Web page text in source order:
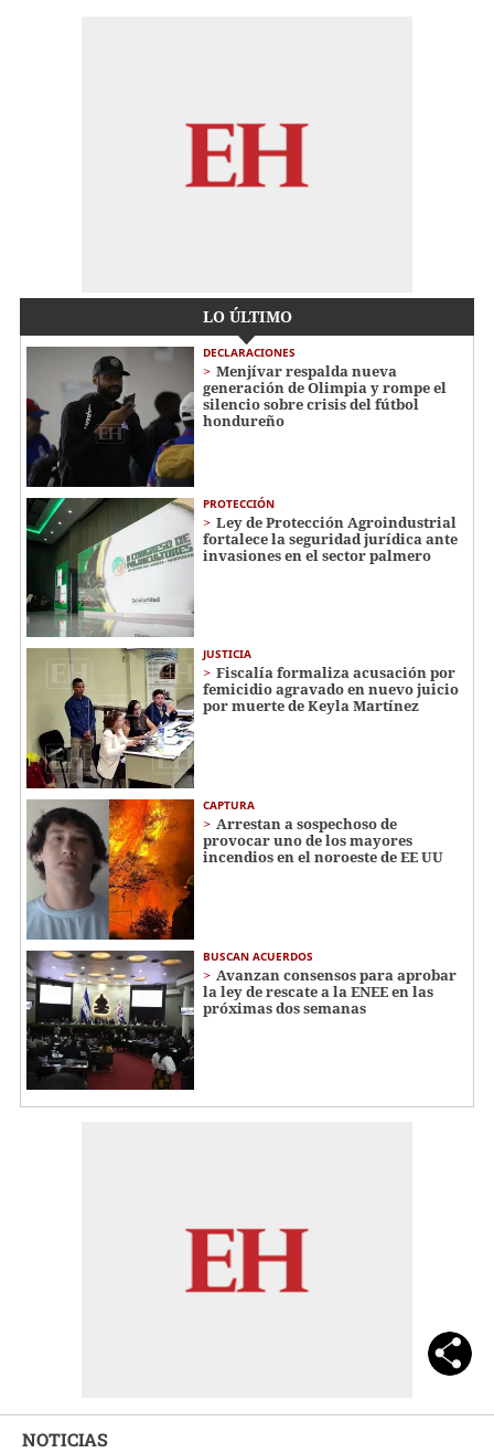
LO ÚLTIMO
DECLARACIONES
Menjívar respalda nueva
generación de Olimpia y rompe el
silencio sobre crisis del fútbol
hondureño
PROTECCIÓN
Ley de Protección Agroindustrial
fortalece la seguridad jurídica ante
invasiones en el sector palmero
JUSTICIA
Fiscalía formaliza acusación por
femicidio agravado en nuevo juicio
por muerte de Keyla Martínez
CAPTURA
Arrestan a sospechoso de
provocar uno de los mayores
incendios en el noroeste de EE UU
BUSCAN ACUERDOS
Avanzan consensos para aprobar
la ley de rescate a la ENEE en las
próximas dos semanas
NOTICIAS